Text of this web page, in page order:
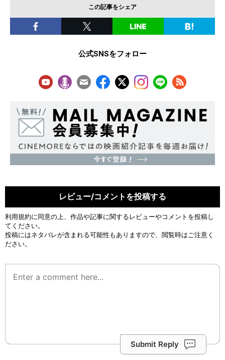
この記事をシェア
公式SNSをフォロー
レビュー/コメントを投稿する
利用規約に同意の上、作品や記事に関するレビューやコメントを投稿し
てください。
投稿にはネタバレが含まれる可能性もありますので、閲覧時はご注意く
ださい。
Submit Reply